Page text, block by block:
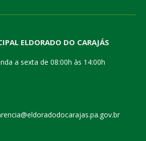
ELDORADO DO CARAJÁS
a sexta de 08:00h às 14:00h